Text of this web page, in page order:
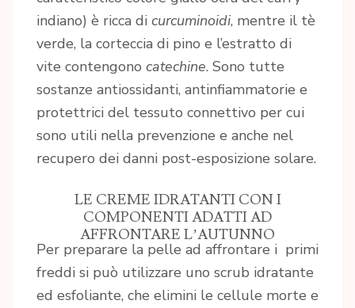
indiano) è ricca di curcuminoidi, mentre il tè
verde, la corteccia di pino e l’estratto di
vite contengono catechine. Sono tutte
sostanze antiossidanti, antinfiammatorie e
protettrici del tessuto connettivo per cui
sono utili nella prevenzione e anche nel
recupero dei danni post-esposizione solare.
LE CREME IDRATANTI CON I
COMPONENTI ADATTI AD
AFFRONTARE L’AUTUNNO
Per preparare la pelle ad affrontare i primi
freddi si può utilizzare uno scrub idratante
ed esfoliante, che elimini le cellule morte e